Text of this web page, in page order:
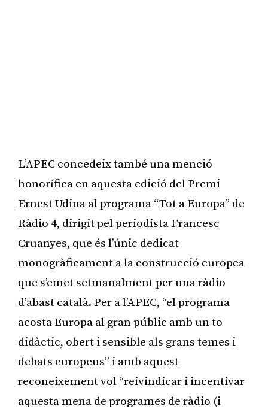
L’APEC concedeix també una menció
honorífica en aquesta edició del Premi
Ernest Udina al programa “Tot a Europa” de
Ràdio 4, dirigit pel periodista Francesc
Cruanyes, que és l’únic dedicat
monogràficament a la construcció europea
que s’emet setmanalment per una ràdio
d’abast català. Per a l’APEC, “el programa
acosta Europa al gran públic amb un to
didàctic, obert i sensible als grans temes i
debats europeus” i amb aquest
reconeixement vol “reivindicar i incentivar
aquesta mena de programes de ràdio (i